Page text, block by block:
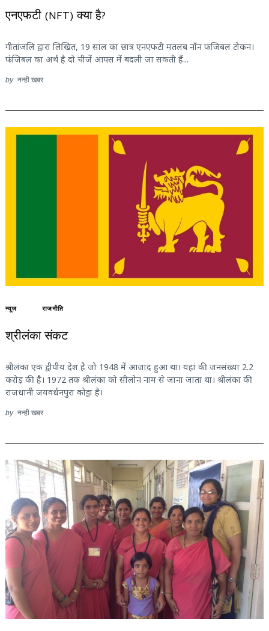
एनएफटी (NFT) क्या है?
गीतांजलि द्वारा लिखित, 19 साल का छात्र एनएफटी मतलब नॉन फंजिबल टोकन।
फंजिबल का अर्थ है दो चीजें आपस में बदली जा सकती हैं...
by नन्ही खबर
न्यूज़ राजनीति
श्रीलंका संकट
श्रीलंका एक द्वीपीय देश है जो 1948 में आजाद हुआ था। यहां की जनसंख्या 2.2
करोड़ की है‌। 1972 तक श्रीलंका को सीलोन नाम से जाना जाता था। श्रीलंका की
राजधानी जयवर्धनपुरा कोट्टा है।
by नन्ही खबर